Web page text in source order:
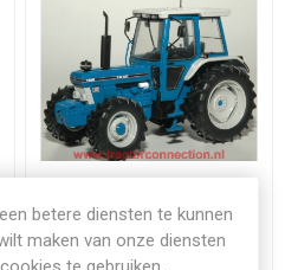
Ford 7810
betere diensten te kunnen
maken van onze diensten